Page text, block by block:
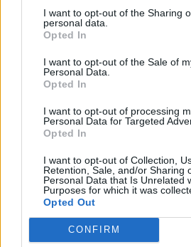
I want to opt-out of the Sharing
personal data.
Opted In
I want to opt-out of the Sale of
Personal Data.
Opted In
I want to opt-out of processing
Personal Data for Targeted
Opted In
I want to opt-out of Collection,
Retention, Sale, and/or Sharing
Personal Data that Is Unrelated
Purposes for which it was
Opted Out
CONFIRM
Το Super Mario Run
ΠΈΤΡΟΣ ΚΥΠΡΑΊΟΣ
hot mobile games που